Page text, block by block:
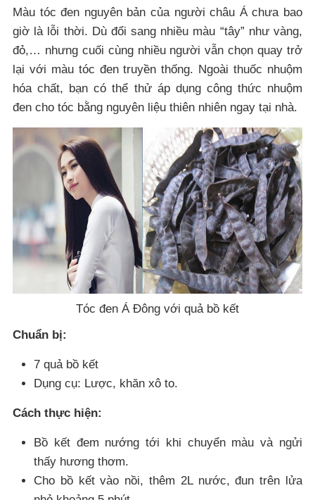
Màu tóc đen nguyên bản của người châu Á chưa bao
giờ là lỗi thời. Dù đổi sang nhiều màu “tây” như vàng,
đỏ,… nhưng cuối cùng nhiều người vẫn chọn quay trở
lại với màu tóc đen truyền thống. Ngoài thuốc nhuộm
hóa chất, bạn có thể thử áp dụng công thức nhuộm
đen cho tóc bằng nguyên liệu thiên nhiên ngay tại nhà.
Tóc đen Á Đông với quả bồ kết
Chuẩn bị:
7 quả bồ kết
Dụng cụ: Lược, khăn xô to.
Cách thực hiện:
Bồ kết đem nướng tới khi chuyển màu và ngửi
thấy hương thơm.
Cho bồ kết vào nồi, thêm 2L nước, đun trên lửa